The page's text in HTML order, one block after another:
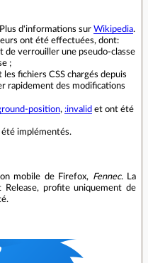
d'informations sur Wikipedia.
ont été effectuées, dont:
de verrouiller une pseudo-classe
;
fichiers CSS chargés depuis
rapidement des modifications
position, :invalid et ont été
implémentés.
mobile de Firefox, Fennec. La
Release, profite uniquement de